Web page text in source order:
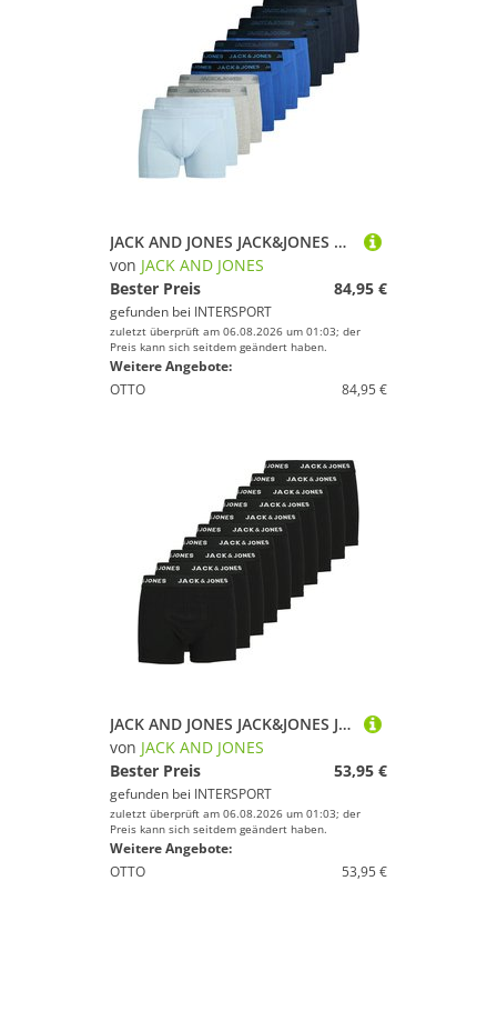
JACK AND JONES JACK&JONES Herren Boxershorts, 12er Pack - JACCOOPER TRUNKS 12 PACK, Baumwollmischung
von JACK AND JONES
Bester Preis
84,95 €
gefunden bei INTERSPORT
zuletzt überprüft am 06.08.2026 um 01:03; der
Preis kann sich seitdem geändert haben.
Weitere Angebote:
OTTO
84,95 €
JACK AND JONES JACK&JONES Jungen Boxershorts, 10er Pack - JACHUEY TRUNKS, Baumwoll-Stretch, Logobund
von JACK AND JONES
Bester Preis
53,95 €
gefunden bei INTERSPORT
zuletzt überprüft am 06.08.2026 um 01:03; der
Preis kann sich seitdem geändert haben.
Weitere Angebote:
OTTO
53,95 €